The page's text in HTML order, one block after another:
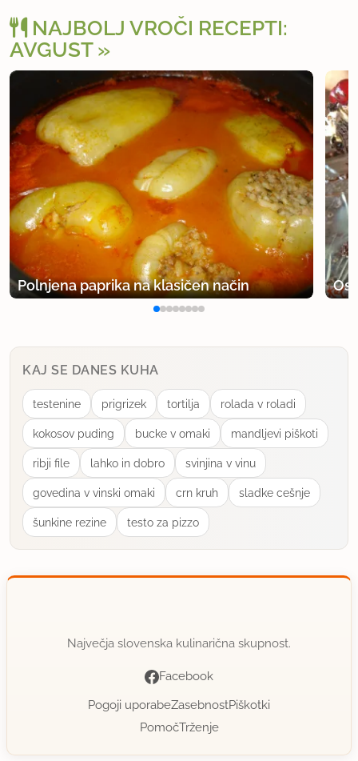
NAJBOLJ VROČI RECEPTI:
AVGUST
Polnjena paprika na klasičen način
KAJ SE DANES KUHA
testenine prigrizek tortilja rolada v roladi
kokosov puding bucke v omaki mandljevi piškoti
ribji file lahko in dobro svinjina v vinu
govedina v vinski omaki crn kruh sladke cešnje
šunkine rezine testo za pizzo
Največja slovenska kulinarična skupnost.
Facebook
Pogoji uporabeZasebnostPiškotki
PomočTrženje